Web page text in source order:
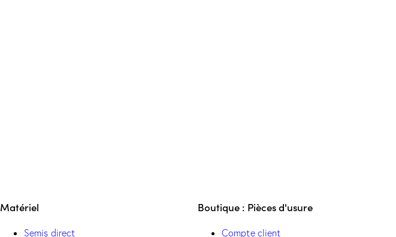
Matériel
Semis direct
Boutique : Pièces d'usure
Compte client